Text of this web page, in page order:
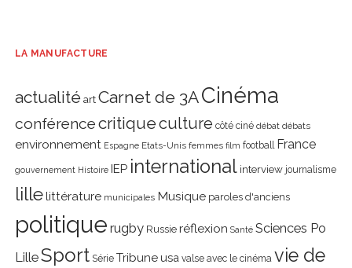
LA MANUFACTURE
actualité art Carnet de 3ACinéma
conférencecritiqueculture côté ciné débat débats
environnement Espagne Etats-Unis femmes film football France
gouvernement Histoire IEP international interview journalisme
lillelittérature municipales Musique paroles d'anciens
politique rugby Russie réflexion Santé Sciences Po
LilleSport Série Tribune usa valse avec le cinéma vie de